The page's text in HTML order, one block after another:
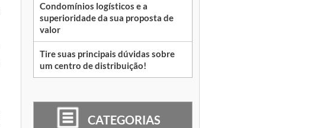
Condomínios logísticos e a
superioridade da sua proposta de
valor
Tire suas principais dúvidas sobre
um centro de distribuição!
CATEGORIAS